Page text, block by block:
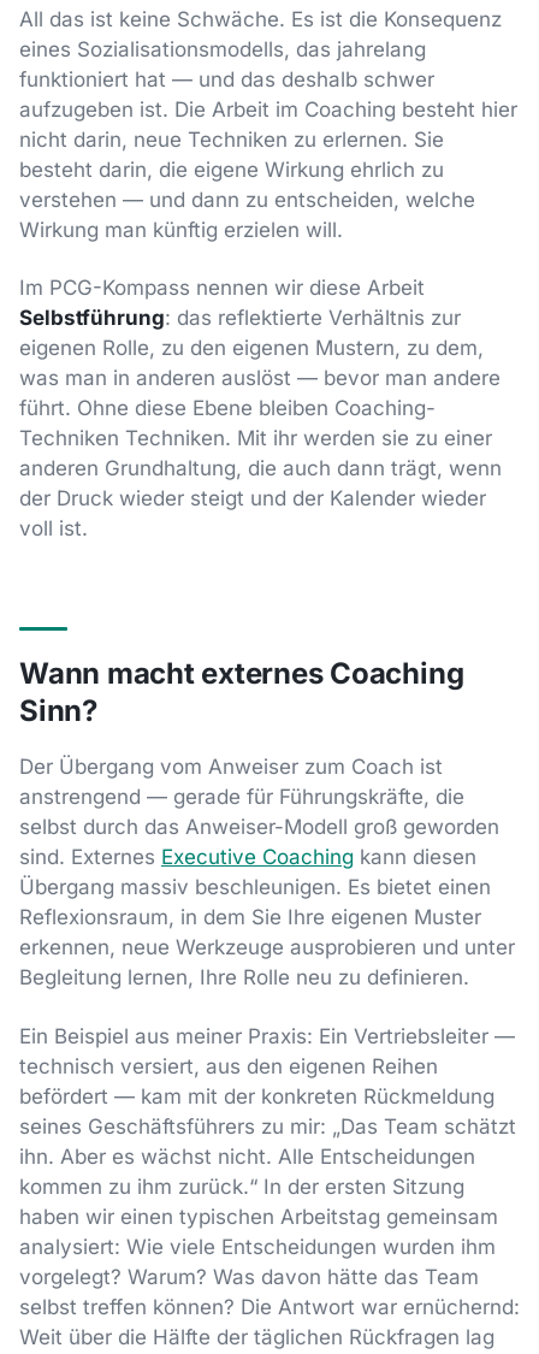
All das ist keine Schwäche. Es ist die Konsequenz
eines Sozialisationsmodells, das jahrelang
funktioniert hat — und das deshalb schwer
aufzugeben ist. Die Arbeit im Coaching besteht hier
nicht darin, neue Techniken zu erlernen. Sie
besteht darin, die eigene Wirkung ehrlich zu
verstehen — und dann zu entscheiden, welche
Wirkung man künftig erzielen will.
Im PCG-Kompass nennen wir diese Arbeit
Selbstführung: das reflektierte Verhältnis zur
eigenen Rolle, zu den eigenen Mustern, zu dem,
was man in anderen auslöst — bevor man andere
führt. Ohne diese Ebene bleiben Coaching-
Techniken Techniken. Mit ihr werden sie zu einer
anderen Grundhaltung, die auch dann trägt, wenn
der Druck wieder steigt und der Kalender wieder
voll ist.
Wann macht externes Coaching
Sinn?
Der Übergang vom Anweiser zum Coach ist
anstrengend — gerade für Führungskräfte, die
selbst durch das Anweiser-Modell groß geworden
sind. Externes Executive Coaching kann diesen
Übergang massiv beschleunigen. Es bietet einen
Reflexionsraum, in dem Sie Ihre eigenen Muster
erkennen, neue Werkzeuge ausprobieren und unter
Begleitung lernen, Ihre Rolle neu zu definieren.
Ein Beispiel aus meiner Praxis: Ein Vertriebsleiter —
technisch versiert, aus den eigenen Reihen
befördert — kam mit der konkreten Rückmeldung
seines Geschäftsführers zu mir: „Das Team schätzt
ihn. Aber es wächst nicht. Alle Entscheidungen
kommen zu ihm zurück.“ In der ersten Sitzung
haben wir einen typischen Arbeitstag gemeinsam
analysiert: Wie viele Entscheidungen wurden ihm
vorgelegt? Warum? Was davon hätte das Team
selbst treffen können? Die Antwort war ernüchernd:
Weit über die Hälfte der täglichen Rückfragen lag